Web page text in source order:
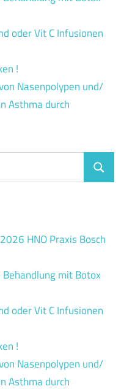
oder Vit C Infusionen
!
Nasenpolypen und/
Asthma durch
Suchen
HNO Praxis Bosch
mit Botox
oder Vit C Infusionen
!
Nasenpolypen und/
Asthma durch